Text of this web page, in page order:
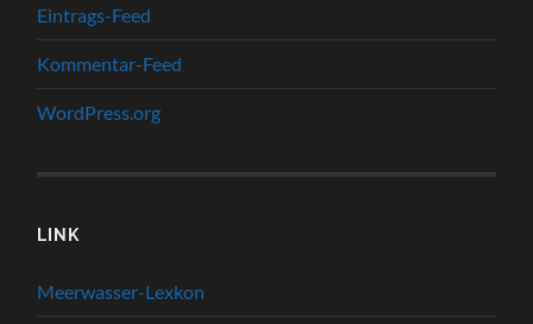
Eintrags-Feed
Kommentar-Feed
WordPress.org
LINK
Meerwasser-Lexkon